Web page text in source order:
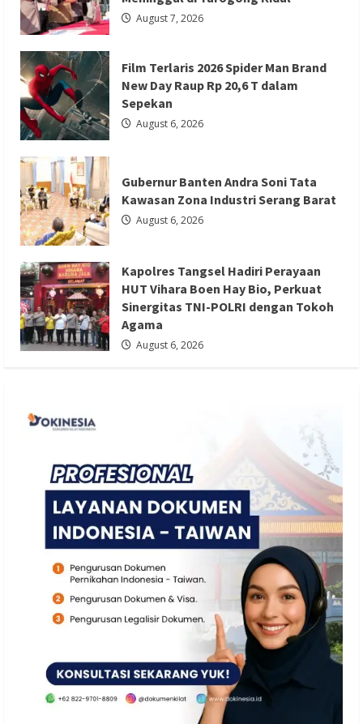
Gubernur Banten Andra Soni Tata
Kawasan Zona Industri Serang Barat
Redaksi 01
Berita Agama
Berita Trending
Kapolres Tangsel Hadiri Perayaan HUT
Vihara Boen Hay Bio, Perkuat Sinergitas
TNI-POLRI dengan Tokoh Agama
Redaksi 01 August 6, 2026
untuk
15
Siswa
di
Sempor
August 7, 2026
Film Terlaris 2026 Spider Man Brand
New Day Raup Rp 20,6 T dalam
Sepekan
August 6, 2026
Gubernur Banten Andra Soni Tata
Kawasan Zona Industri Serang Barat
August 6, 2026
Kapolres Tangsel Hadiri Perayaan
HUT Vihara Boen Hay Bio, Perkuat
Sinergitas TNI-POLRI dengan Tokoh
Agama
August 6, 2026